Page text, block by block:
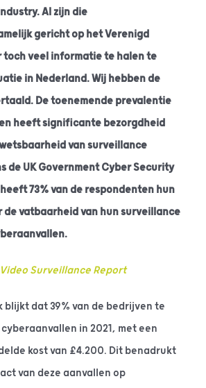
Al zijn die
gericht op het Verenigd
toch veel informatie te halen te
in Nederland. Wij hebben de
De toenemende prevalentie
heeft significante bezorgdheid
van surveillance
de UK Government Cyber Security
73% van de respondenten hun
de vatbaarheid van hun surveillance
Video Surveillance Report
blijkt dat 39% van de bedrijven te
in 2021, met een
kost van £4.200. Dit benadrukt
van deze aanvallen op